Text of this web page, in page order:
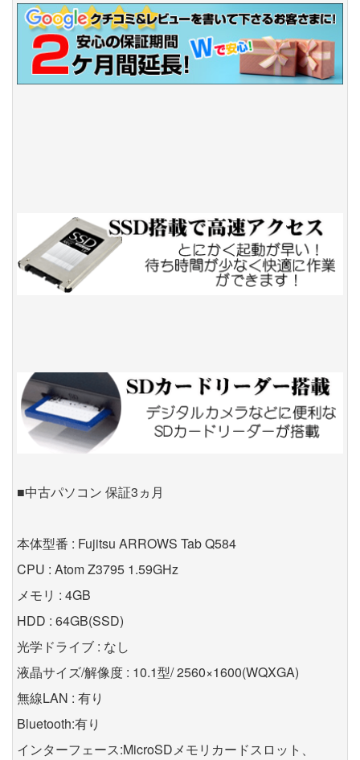
■中古パソコン 保証3ヵ月
本体型番 : Fujitsu ARROWS Tab Q584
CPU : Atom Z3795 1.59GHz
メモリ : 4GB
HDD : 64GB(SSD)
光学ドライブ : なし
液晶サイズ/解像度 : 10.1型/ 2560×1600(WQXGA)
無線LAN : 有り
Bluetooth:有り
インターフェース:MicroSDメモリカードスロット、